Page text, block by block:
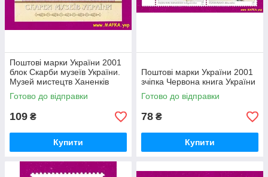
Поштові марки України 2001
блок Скарби музеїв України.
Музей мистецтв Ханенків
Готово до відправки
109 ₴
Купити
Поштові марки України 2001
зчіпка Червона книга України
Готово до відправки
78 ₴
Купити